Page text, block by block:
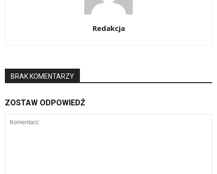
Redakcja
BRAK KOMENTARZY
ZOSTAW ODPOWIEDŹ